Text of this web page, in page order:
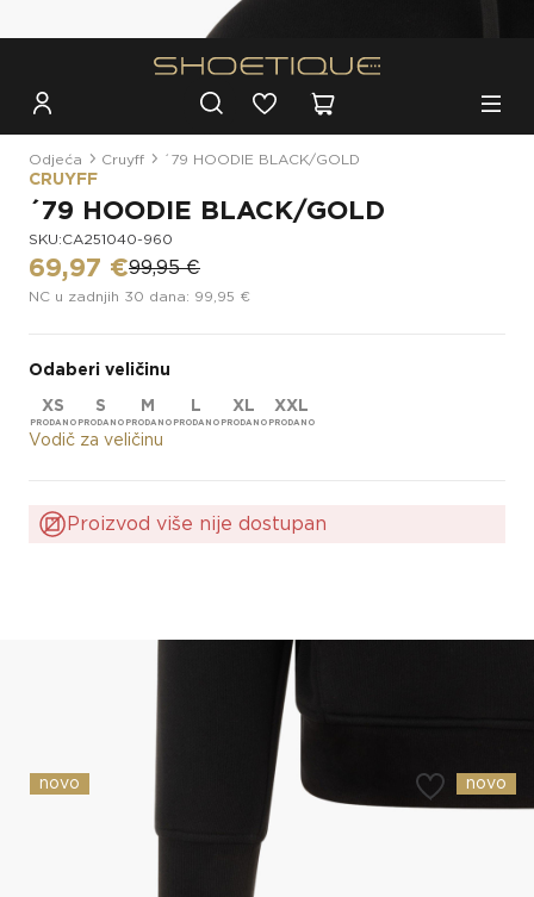
Besplatna dostava za narudžbe iznad 100€
Odjeća Cruyff ´79 HOODIE BLACK/GOLD
CRUYFF
´79 HOODIE BLACK/GOLD
SKU:CA251040-960
69,97 €99,95 €
NC u zadnjih 30 dana: 99,95 €
Odaberi veličinu
XS
S M L XL
XXL
Vodič za veličinu
Proizvod više nije dostupan
Slični proizvodi
novo novo